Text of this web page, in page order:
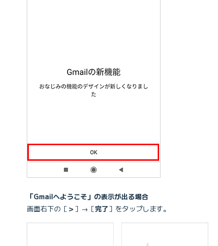
「Gmailへようこそ」の表示が出る場合
画面右下の［ ＞ ］→［完了］をタップします。